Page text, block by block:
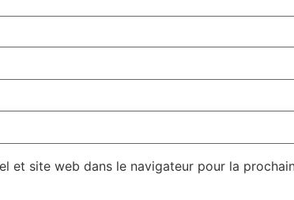
et site web dans le navigateur pour la